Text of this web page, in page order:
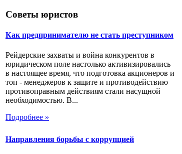
Советы юристов
Как предпринимателю не стать преступником
Рейдерские захваты и война конкурентов в
юридическом поле настолько активизировались
в настоящее время, что подготовка акционеров и
топ - менеджеров к защите и противодействию
противоправным действиям стали насущной
необходимостью. В...
Подробнее »
Направления борьбы с коррупцией